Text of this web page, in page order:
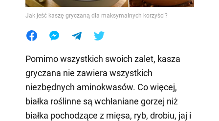
Jak jeść kaszę gryczaną dla maksymalnych korzyści?
Pomimo wszystkich swoich zalet, kasza
gryczana nie zawiera wszystkich
niezbędnych aminokwasów. Co więcej,
białka roślinne są wchłaniane gorzej niż
białka pochodzące z mięsa, ryb, drobiu, jaj i